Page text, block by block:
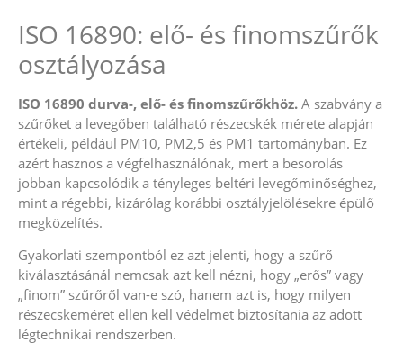
ISO 16890: elő- és finomszűrők
osztályozása
ISO 16890 durva-, elő- és finomszűrőkhöz. A szabvány a
szűrőket a levegőben található részecskék mérete alapján
értékeli, például PM10, PM2,5 és PM1 tartományban. Ez
azért hasznos a végfelhasználónak, mert a besorolás
jobban kapcsolódik a tényleges beltéri levegőminőséghez,
mint a régebbi, kizárólag korábbi osztályjelölésekre épülő
megközelítés.
Gyakorlati szempontból ez azt jelenti, hogy a szűrő
kiválasztásánál nemcsak azt kell nézni, hogy „erős” vagy
„finom” szűrőről van-e szó, hanem azt is, hogy milyen
részecskeméret ellen kell védelmet biztosítania az adott
légtechnikai rendszerben.